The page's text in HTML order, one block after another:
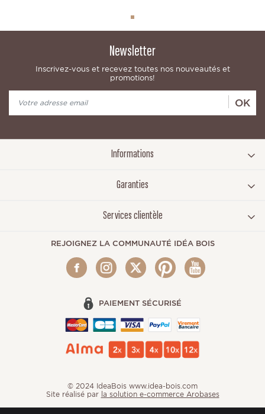
Newsletter
Inscrivez-vous et recevez toutes nos nouveautés et
promotions!
OK
Informations
Garanties
Services clientèle
REJOIGNEZ LA COMMUNAUTÉ IDÉA BOIS
PAIEMENT SÉCURISÉ
© 2024 IdeaBois www.idea-bois.com
Site réalisé par la solution e-commerce Arobases